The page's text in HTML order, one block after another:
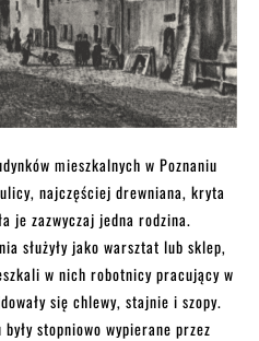
mieszkalnych w Poznaniu
najczęściej drewniana, kryta
je zazwyczaj jedna rodzina.
służyły jako warsztat lub sklep,
w nich robotnicy pracujący w
się chlewy, stajnie i szopy.
stopniowo wypierane przez